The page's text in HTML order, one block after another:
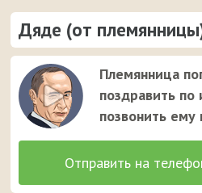
Дяде (от
Племянница
поздравить
позвонить